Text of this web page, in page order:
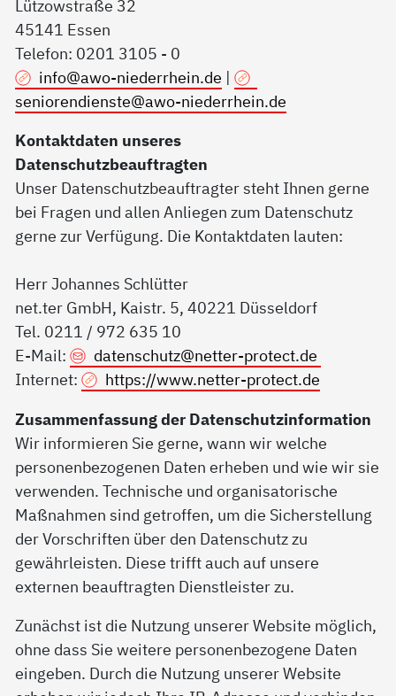
Lützowstraße 32
45141 Essen
Telefon: 0201 3105 - 0
info@awo-niederrhein.de |
seniorendienste@awo-niederrhein.de
Kontaktdaten unseres
Datenschutzbeauftragten
Unser Datenschutzbeauftragter steht Ihnen gerne
bei Fragen und allen Anliegen zum Datenschutz
gerne zur Verfügung. Die Kontaktdaten lauten:
Herr Johannes Schlütter
net.ter GmbH, Kaistr. 5, 40221 Düsseldorf
Tel. 0211 / 972 635 10
E-Mail:
datenschutz@netter-protect.de
Internet:
https://www.netter-protect.de
Zusammenfassung der Datenschutzinformation
Wir informieren Sie gerne, wann wir welche
personenbezogenen Daten erheben und wie wir sie
verwenden. Technische und organisatorische
Maßnahmen sind getroffen, um die Sicherstellung
der Vorschriften über den Datenschutz zu
gewährleisten. Diese trifft auch auf unsere
externen beauftragten Dienstleister zu.
Zunächst ist die Nutzung unserer Website möglich,
ohne dass Sie weitere personenbezogene Daten
eingeben. Durch die Nutzung unserer Website